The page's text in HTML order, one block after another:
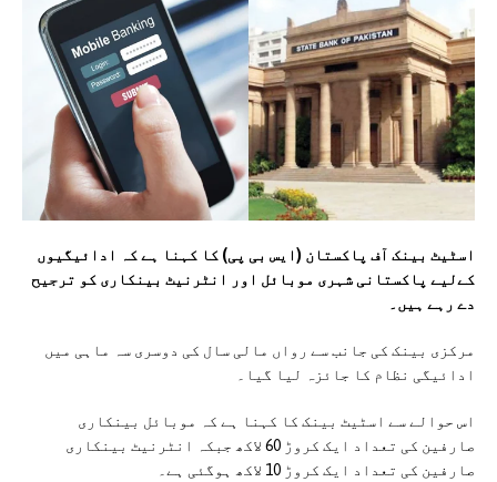
اسٹیٹ بینک آف پاکستان (ایس بی پی) کا کہنا ہے کہ ادائیگیوں
کےلیے پاکستانی شہری موبائل اور انٹرنیٹ بینکاری کو ترجیح
دے رہے ہیں۔
مرکزی بینک کی جانب سے رواں مالی سال کی دوسری سہ ماہی میں
ادائیگی نظام کا جائزہ لیا گیا۔
اس حوالے سے اسٹیٹ بینک کا کہنا ہے کہ موبائل بینکاری
صارفین کی تعداد ایک کروڑ 60 لاکھ جبکہ انٹرنیٹ بینکاری
صارفین کی تعداد ایک کروڑ 10 لاکھ ہوگئی ہے۔